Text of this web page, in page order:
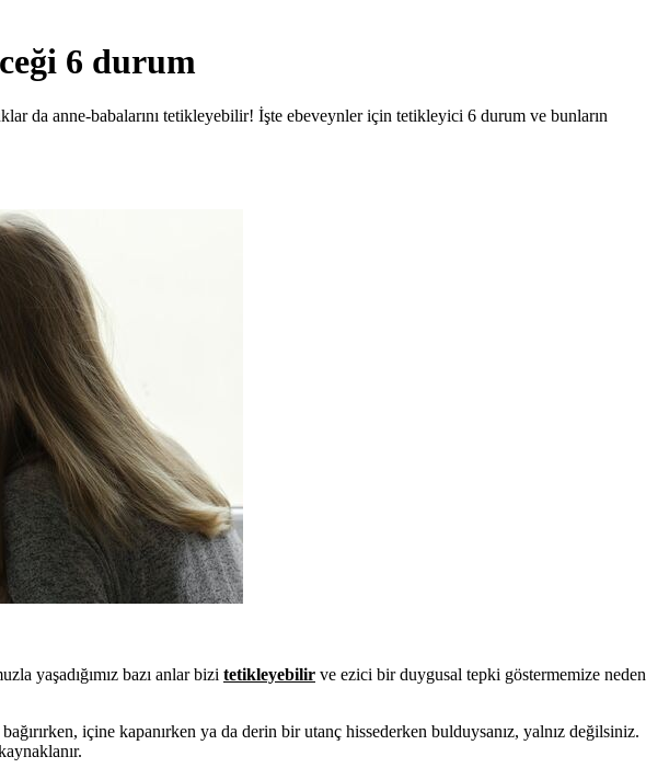
6 durum
da anne-babalarını tetikleyebilir! İşte ebeveynler için tetikleyici 6 durum ve bunların
yaşadığımız bazı anlar bizi tetikleyebilir ve ezici bir duygusal tepki göstermemize neden
içine kapanırken ya da derin bir utanç hissederken bulduysanız, yalnız değilsiniz.